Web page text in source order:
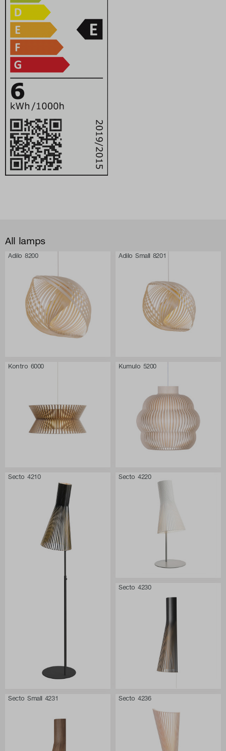
All lamps
Adilo 8200 Adilo Small 8201
Kontro 6000 Kumulo 5200
Secto 4210 Secto 4220
Secto 4230
Secto Small 4231 Secto 4236